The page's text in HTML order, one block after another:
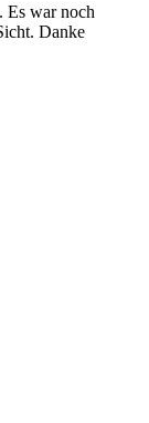
Es war noch
Danke